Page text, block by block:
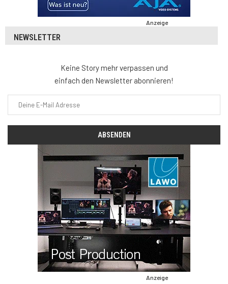
Anzeige
NEWSLETTER
Keine Story mehr verpassen und
einfach den Newsletter abonnieren!
Anzeige